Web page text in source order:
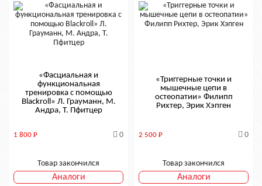
«Фасциальная и
функциональная
тренировка с помощью
Blackroll» Л. Грауманн, М.
Андра, Т. Пфитцер
1 800 Р 0
Товар закончился
Аналоги
«Триггерные точки и
мышечные цепи в
остеопатии» Филипп
Рихтер, Эрик Хэпген
2 500 Р 0
Товар закончился
Аналоги